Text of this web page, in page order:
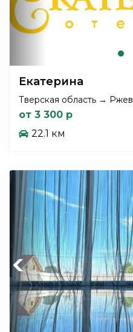
Екатерина
Тверская область → Ржев
от 3 300 р
22.1 км
Previous